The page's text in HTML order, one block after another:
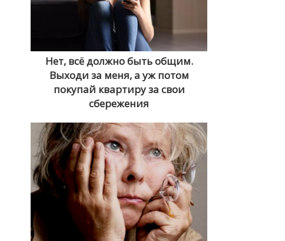
Нет, всё должно быть общим.
Выходи за меня, а уж потом
покупай квартиру за свои
сбережения